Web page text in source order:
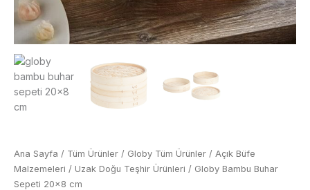
Ana Sayfa / Tüm Ürünler / Globy Tüm Ürünler / Açık Büfe
Malzemeleri / Uzak Doğu Teşhir Ürünleri / Globy Bambu Buhar
Sepeti 20×8 cm